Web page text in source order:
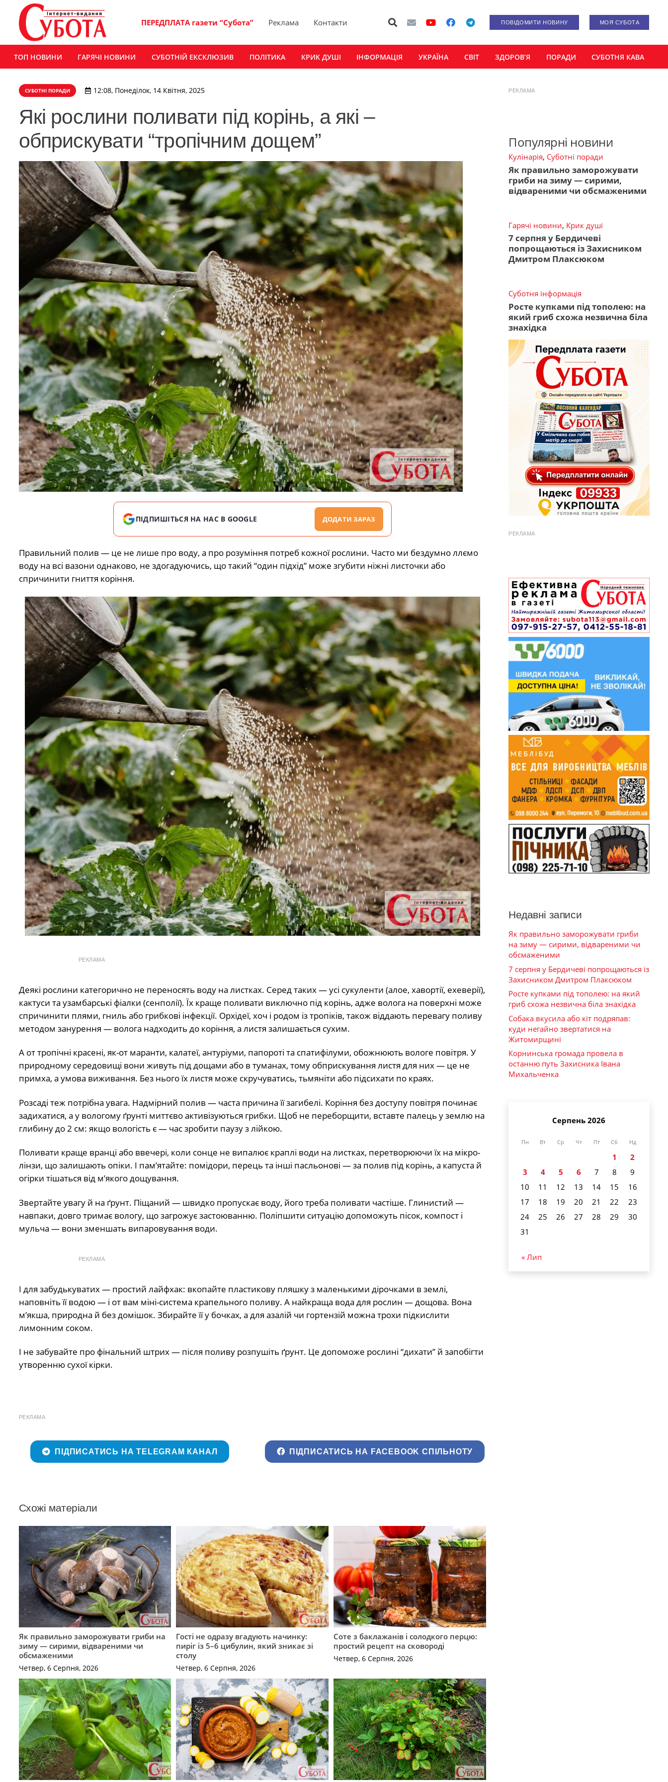
ПЕРЕДПЛАТА газети “Субота” Реклама Контакти ПОВІДОМИТИ НОВИНУ МОЯ СУБОТА
ТОП НОВИНИ ГАРЯЧІ НОВИНИ СУБОТНІЙ ЕКСКЛЮЗИВ ПОЛІТИКА КРИК ДУШІ ІНФОРМАЦІЯ УКРАЇНА СВІТ ЗДОРОВ’Я ПОРАДИ СУБОТНЯ КАВА
СУБОТНІ ПОРАДИ 12:08, Понеділок, 14 Квітня, 2025
Які рослини поливати під корінь, а які –
обприскувати “тропічним дощем”
ПІДПИШІТЬСЯ НА НАС В GOOGLE ДОДАТИ ЗАРАЗ
Правильний полив — це не лише про воду, а про розуміння потреб кожної рослини. Часто ми бездумно ллємо
воду на всі вазони однаково, не здогадуючись, що такий “один підхід” може згубити ніжні листочки або
спричинити гниття коріння.
РЕКЛАМА
Деякі рослини категорично не переносять воду на листках. Серед таких — усі сукуленти (алое, хавортії, ехеверії),
кактуси та узамбарські фіалки (сенполії). Їх краще поливати виключно під корінь, адже волога на поверхні може
спричинити плями, гниль або грибкові інфекції. Орхідеї, хоч і родом із тропіків, також віддають перевагу поливу
методом занурення — волога надходить до коріння, а листя залишається сухим.
А от тропічні красені, як-от маранти, калатеї, антуріуми, папороті та спатифілуми, обожнюють вологе повітря. У
природному середовищі вони живуть під дощами або в туманах, тому обприскування листя для них — це не
примха, а умова виживання. Без нього їх листя може скручуватись, тьмяніти або підсихати по краях.
Розсаді теж потрібна увага. Надмірний полив — часта причина її загибелі. Коріння без доступу повітря починає
задихатися, а у вологому ґрунті миттєво активізуються грибки. Щоб не переборщити, вставте палець у землю на
глибину до 2 см: якщо вологість є — час зробити паузу з лійкою.
Поливати краще вранці або ввечері, коли сонце не випалює краплі води на листках, перетворюючи їх на мікро-
лінзи, що залишають опіки. І пам’ятайте: помідори, перець та інші пасльонові — за полив під корінь, а капуста й
огірки тішаться від м’якого дощування.
Звертайте увагу й на ґрунт. Піщаний — швидко пропускає воду, його треба поливати частіше. Глинистий —
навпаки, довго тримає вологу, що загрожує застоюванню. Поліпшити ситуацію допоможуть пісок, компост і
мульча — вони зменшать випаровування води.
РЕКЛАМА
І для забудькуватих — простий лайфхак: вкопайте пластикову пляшку з маленькими дірочками в землі,
наповніть її водою — і от вам міні-система крапельного поливу. А найкраща вода для рослин — дощова. Вона
м’якша, природна й без домішок. Збирайте її у бочках, а для азалій чи гортензій можна трохи підкислити
лимонним соком.
І не забувайте про фінальний штрих — після поливу розпушіть ґрунт. Це допоможе рослині “дихати” й запобігти
утворенню сухої кірки.
РЕКЛАМА
ПІДПИСАТИСЬ НА TELEGRAM КАНАЛ ПІДПИСАТИСЬ НА FACEBOOK СПІЛЬНОТУ
Схожі матеріали
Як правильно заморожувати гриби на
зиму — сирими, відвареними чи
обсмаженими
Четвер, 6 Серпня, 2026
Гості не одразу вгадують начинку:
пиріг із 5–6 цибулин, який зникає зі
столу
Четвер, 6 Серпня, 2026
Соте з баклажанів і солодкого перцю:
простий рецепт на сковороді
Четвер, 6 Серпня, 2026
РЕКЛАМА
Популярні новини
Кулінарія, Суботні поради
Як правильно заморожувати
гриби на зиму — сирими,
відвареними чи обсмаженими
Гарячі новини, Крик душі
7 серпня у Бердичеві
попрощаються із Захисником
Дмитром Плаксюком
Суботня інформація
Росте купками під тополею: на
який гриб схожа незвична біла
знахідка
РЕКЛАМА
Недавні записи
Як правильно заморожувати гриби
на зиму — сирими, відвареними чи
обсмаженими
7 серпня у Бердичеві попрощаються із
Захисником Дмитром Плаксюком
Росте купками під тополею: на який
гриб схожа незвична біла знахідка
Собака вкусила або кіт подряпав:
куди негайно звертатися на
Житомирщині
Корнинська громада провела в
останню путь Захисника Івана
Михальченка
Серпень 2026
Пн Вт Ср Чт Пт Сб Нд
1
2
3
4 5 6 7 8
9
10
11 12 13 14 15
16
17
18 19 20 21 22
23
24
25 26 27 28 29
30
31
« Лип